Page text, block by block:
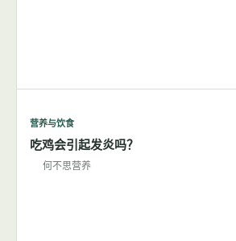
营养与饮食
吃鸡会引起发炎吗？
何不思营养